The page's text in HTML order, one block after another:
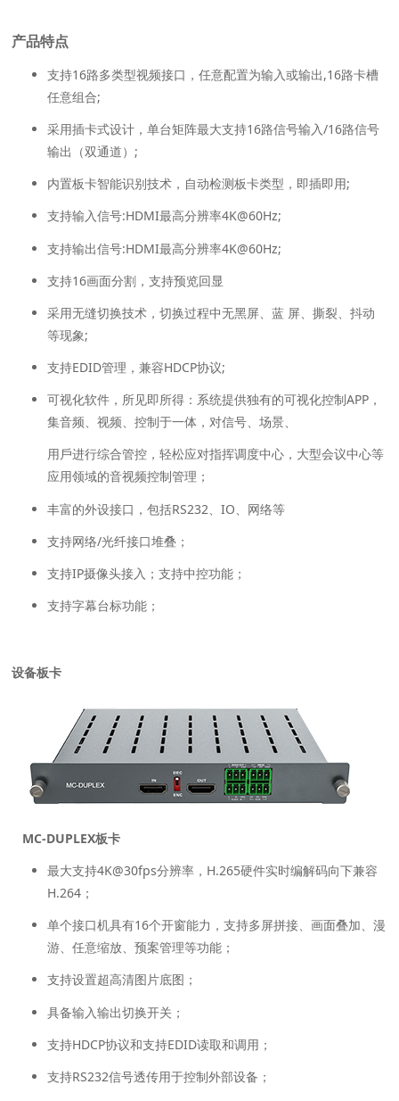
产品特点
⽀持16路多类型视频接⼝，任意配置为输⼊或输出,16路卡槽
任意组合;
采⽤插卡式设计，单台矩阵最大支持16路信号输入/16路信号
输出（双通道）;
内置板卡智能识别技术，⾃动检测板卡类型，即插即⽤;
⽀持输⼊信号:HDMI最⾼分辨率4K@60Hz;
⽀持输出信号:HDMI最⾼分辨率4K@60Hz;
⽀持16画⾯分割，⽀持预览回显
采⽤⽆缝切换技术，切换过程中⽆⿊屏、蓝 屏、撕裂、抖动
等现象;
⽀持EDID管理，兼容HDCP协议;
可视化软件，所⻅即所得：系统提供独有的可视化控制APP，
集⾳频、视频、控制于⼀体，对信号、场景、
⽤⼾进⾏综合管控，轻松应对指挥调度中⼼，⼤型会议中⼼等
应⽤领域的⾳视频控制管理；
丰富的外设接⼝，包括RS232、IO、⽹络等
⽀持网络/光纤接⼝堆叠；
支持IP摄像头接入；支持中控功能；
支持字幕台标功能；
设备板卡
MC-DUPLEX板卡
最大支持4K@30fps分辨率，H.265硬件实时编解码向下兼容
H.264；
单个接口机具有16个开窗能力，支持多屏拼接、画面叠加、漫
游、任意缩放、预案管理等功能；
支持设置超高清图片底图；
具备输入输出切换开关；
支持HDCP协议和支持EDID读取和调用；
支持RS232信号透传用于控制外部设备；